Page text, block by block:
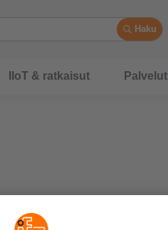
Haku
IIoT & ratkaisut Palvelut